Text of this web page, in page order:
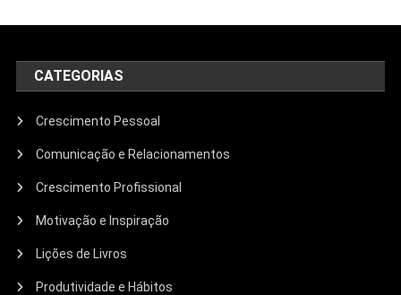
CATEGORIAS
Crescimento Pessoal
Comunicação e Relacionamentos
Crescimento Profissional
Motivação e Inspiração
Lições de Livros
Produtividade e Hábitos